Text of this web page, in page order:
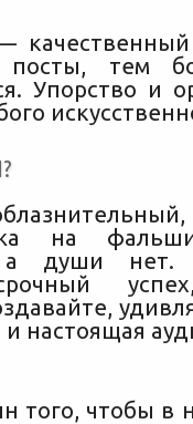
посты, тем
Упорство и
на
а души нет.
и настоящая
того, чтобы в